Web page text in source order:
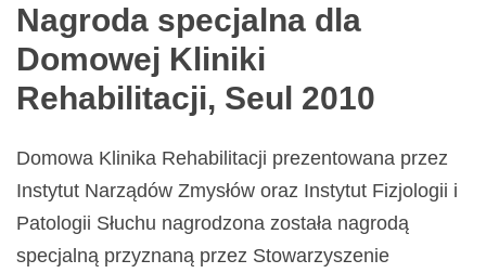
Nagroda specjalna dla
Domowej Kliniki
Rehabilitacji, Seul 2010
Domowa Klinika Rehabilitacji prezentowana przez
Instytut Narządów Zmysłów oraz Instytut Fizjologii i
Patologii Słuchu nagrodzona została nagrodą
specjalną przyznaną przez Stowarzyszenie